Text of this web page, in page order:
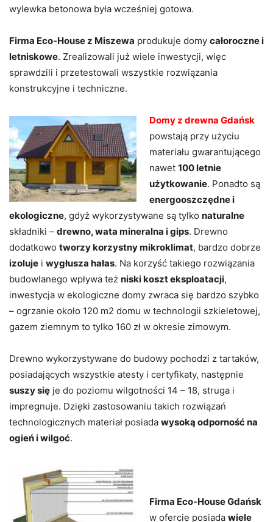
wylewka betonowa była wcześniej gotowa.
Firma Eco-House z Miszewa produkuje domy całoroczne i
letniskowe. Zrealizowali już wiele inwestycji, więc
sprawdzili i przetestowali wszystkie rozwiązania
konstrukcyjne i techniczne.
Domy z drewna Gdańsk
powstają przy użyciu
materiału gwarantującego
nawet 100 letnie
użytkowanie. Ponadto są
energooszczędne i
ekologiczne, gdyż wykorzystywane są tylko naturalne
składniki – drewno, wata mineralna i gips. Drewno
dodatkowo tworzy korzystny mikroklimat, bardzo dobrze
izoluje i wygłusza hałas. Na korzyść takiego rozwiązania
budowlanego wpływa też niski koszt eksploatacji,
inwestycja w ekologiczne domy zwraca się bardzo szybko
– ogrzanie około 120 m2 domu w technologii szkieletowej,
gazem ziemnym to tylko 160 zł w okresie zimowym.
Drewno wykorzystywane do budowy pochodzi z tartaków,
posiadających wszystkie atesty i certyfikaty, następnie
suszy się je do poziomu wilgotności 14 – 18, struga i
impregnuje. Dzięki zastosowaniu takich rozwiązań
technologicznych materiał posiada wysoką odporność na
ogień i wilgoć.
Firma Eco-House Gdańsk
w ofercie posiada wiele